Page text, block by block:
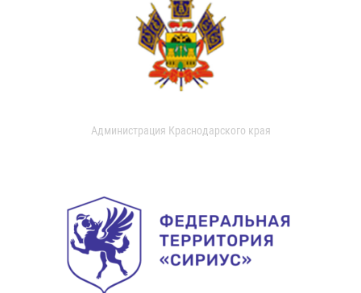
Администрация Краснодарского края